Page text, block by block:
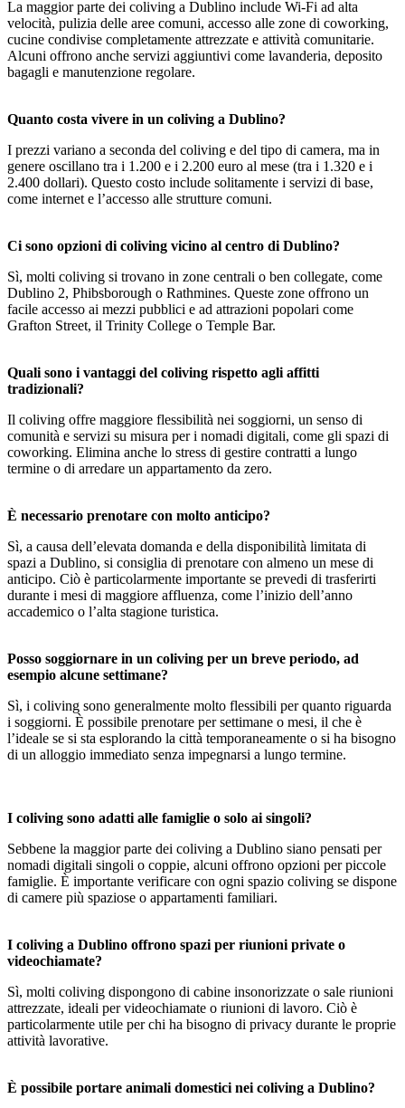
La maggior parte dei coliving a Dublino include Wi-Fi ad alta
velocità, pulizia delle aree comuni, accesso alle zone di coworking,
cucine condivise completamente attrezzate e attività comunitarie.
Alcuni offrono anche servizi aggiuntivi come lavanderia, deposito
bagagli e manutenzione regolare.
Quanto costa vivere in un coliving a Dublino?
I prezzi variano a seconda del coliving e del tipo di camera, ma in
genere oscillano tra i 1.200 e i 2.200 euro al mese (tra i 1.320 e i
2.400 dollari). Questo costo include solitamente i servizi di base,
come internet e l’accesso alle strutture comuni.
Ci sono opzioni di coliving vicino al centro di Dublino?
Sì, molti coliving si trovano in zone centrali o ben collegate, come
Dublino 2, Phibsborough o Rathmines. Queste zone offrono un
facile accesso ai mezzi pubblici e ad attrazioni popolari come
Grafton Street, il Trinity College o Temple Bar.
Quali sono i vantaggi del coliving rispetto agli affitti
tradizionali?
Il coliving offre maggiore flessibilità nei soggiorni, un senso di
comunità e servizi su misura per i nomadi digitali, come gli spazi di
coworking. Elimina anche lo stress di gestire contratti a lungo
termine o di arredare un appartamento da zero.
È necessario prenotare con molto anticipo?
Sì, a causa dell’elevata domanda e della disponibilità limitata di
spazi a Dublino, si consiglia di prenotare con almeno un mese di
anticipo. Ciò è particolarmente importante se prevedi di trasferirti
durante i mesi di maggiore affluenza, come l’inizio dell’anno
accademico o l’alta stagione turistica.
Posso soggiornare in un coliving per un breve periodo, ad
esempio alcune settimane?
Sì, i coliving sono generalmente molto flessibili per quanto riguarda
i soggiorni. È possibile prenotare per settimane o mesi, il che è
l’ideale se si sta esplorando la città temporaneamente o si ha bisogno
di un alloggio immediato senza impegnarsi a lungo termine.
I coliving sono adatti alle famiglie o solo ai singoli?
Sebbene la maggior parte dei coliving a Dublino siano pensati per
nomadi digitali singoli o coppie, alcuni offrono opzioni per piccole
famiglie. È importante verificare con ogni spazio coliving se dispone
di camere più spaziose o appartamenti familiari.
I coliving a Dublino offrono spazi per riunioni private o
videochiamate?
Sì, molti coliving dispongono di cabine insonorizzate o sale riunioni
attrezzate, ideali per videochiamate o riunioni di lavoro. Ciò è
particolarmente utile per chi ha bisogno di privacy durante le proprie
attività lavorative.
È possibile portare animali domestici nei coliving a Dublino?